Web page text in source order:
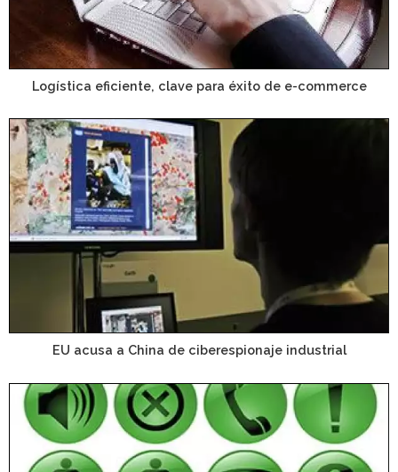
Logística eficiente, clave para éxito de e-commerce
EU acusa a China de ciberespionaje industrial